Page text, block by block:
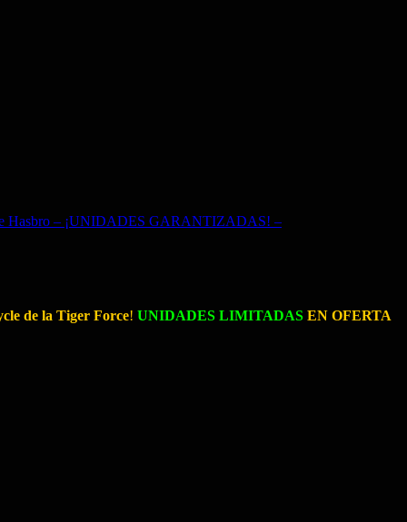
Hasbro – ¡UNIDADES GARANTIZADAS! –
de la Tiger Force! UNIDADES LIMITADAS EN OFERTA